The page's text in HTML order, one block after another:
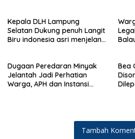
Kepala DLH Lampung
Selatan Dukung penuh Langit
Biru indonesia asri menjelang
Dugaan Peredaran Minyak
Jelantah Jadi Perhatian
Warga, APH dan Instansi
Bea
Tambah